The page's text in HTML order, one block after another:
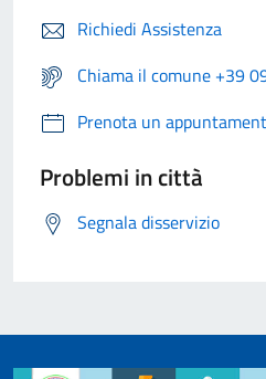
Richiedi Assistenza
Chiama il comune +39
Prenota un
Problemi in città
Segnala disservizio